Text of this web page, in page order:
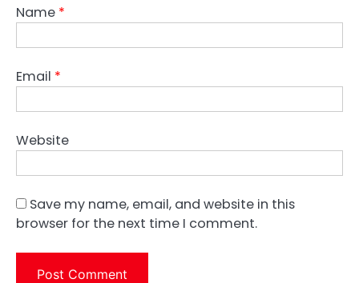
Name *
Email *
Website
Save my name, email, and website in this
browser for the next time I comment.